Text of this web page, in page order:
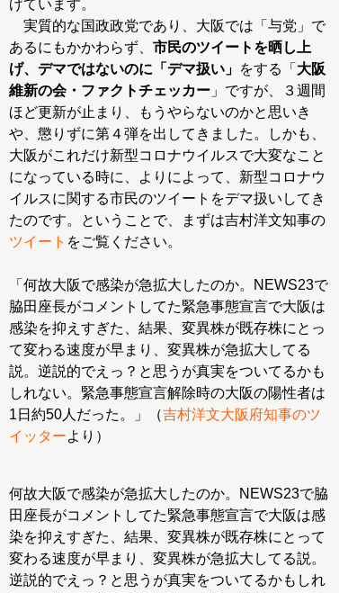
げています。
実質的な国政政党であり、大阪では「与党」で
あるにもかかわらず、 市民のツイートを晒し上
げ、デマではないのに「デマ扱い」 をする「 大阪
維新の会・ファクトチェッカー 」ですが、３週間
ほど更新が止まり、もうやらないのかと思いき
や、懲りずに第４弾を出してきました。しかも、
大阪がこれだけ新型コロナウイルスで大変なこと
になっている時に、よりによって、新型コロナウ
イルスに関する市民のツイートをデマ扱いしてき
たのです。ということで、まずは吉村洋文知事の
ツイート をご覧ください。
「何故大阪で感染が急拡大したのか。NEWS23で
脇田座長がコメントしてた緊急事態宣言で大阪は
感染を抑えすぎた、結果、変異株が既存株にとっ
て変わる速度が早まり、変異株が急拡大してる
説。逆説的でえっ？と思うが真実をついてるかも
しれない。緊急事態宣言解除時の大阪の陽性者は
1日約50人だった。」（吉村洋文大阪府知事のツ
イッターより）
何故大阪で感染が急拡大したのか。NEWS23で脇
田座長がコメントしてた緊急事態宣言で大阪は感
染を抑えすぎた、結果、変異株が既存株にとって
変わる速度が早まり、変異株が急拡大してる説。
逆説的でえっ？と思うが真実をついてるかもしれ